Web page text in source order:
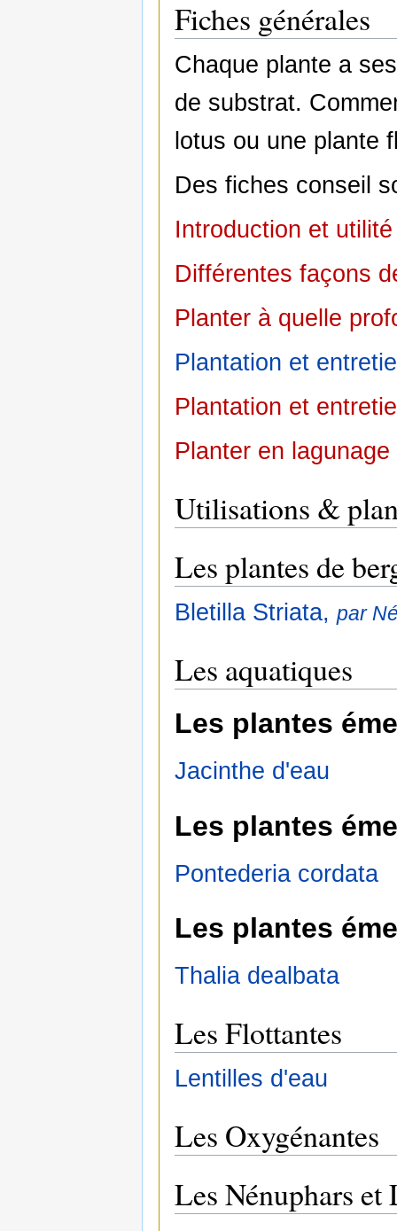
Fiches générales
Chaque plante a
de substrat.
lotus ou une plante
Des fiches conseil
Introduction et
Différentes façons
Planter à quelle
Plantation et
Plantation et
Planter en lagunage
Utilisations &
Les plantes de
Bletilla Striata, par
Les aquatiques
Les plantes
Jacinthe d'eau
Les plantes
Pontederia cordata
Les plantes
Thalia dealbata
Les Flottantes
Lentilles d'eau
Les Oxygénantes
Les Nénuphars et